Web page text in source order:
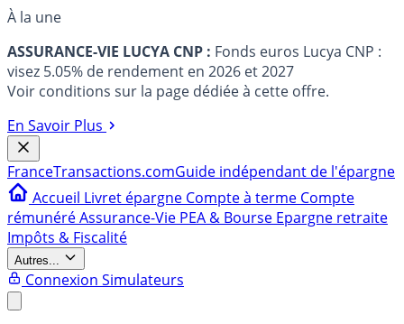
À la une
ASSURANCE-VIE LUCYA CNP : Fonds euros Lucya CNP :
visez 5.05% de rendement en 2026 et 2027
Voir conditions sur la page dédiée à cette offre.
En Savoir Plus
FranceTransactions.comGuide indépendant de l'épargne
Accueil Livret épargne Compte à terme Compte
rémunéréAssurance-Vie PEA & Bourse Epargne retraite
Impôts & Fiscalité
Autres...
Connexion Simulateurs